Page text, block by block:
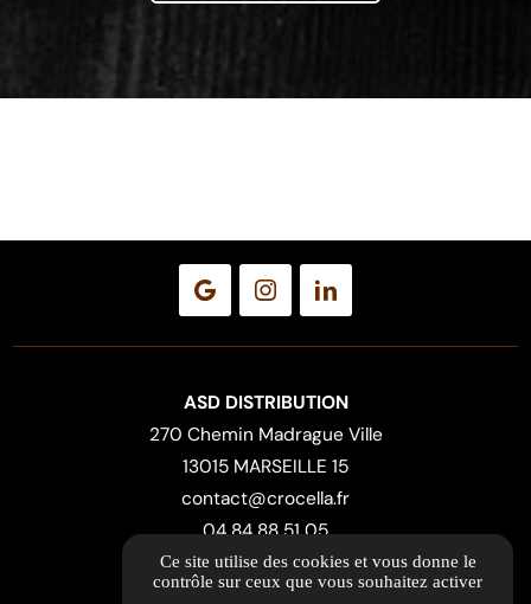
ASD DISTRIBUTION
270 Chemin Madrague Ville
13015 MARSEILLE 15
contact@crocella.fr
04 84 88 51 05
ITINÉRAIRE
Ce site utilise des cookies et vous donne le
contrôle sur ceux que vous souhaitez activer